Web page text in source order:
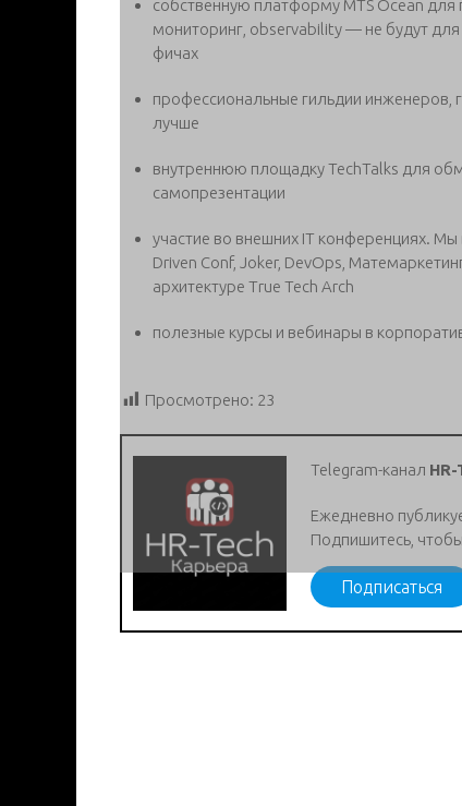
собственную платформу MTS Ocean для
мониторинг, observability — не будут
фичах
профессиональные гильдии инженеров,
лучше
внутреннюю площадку TechTalks для
самопрезентации
участие во внешних IT конференциях.
Driven Conf, Joker, DevOps,
архитектуре True Tech Arch
полезные курсы и вебинары в
Просмотрено: 23
Telegram-канал
Ежедневно
Подпишитесь,
Подписаться